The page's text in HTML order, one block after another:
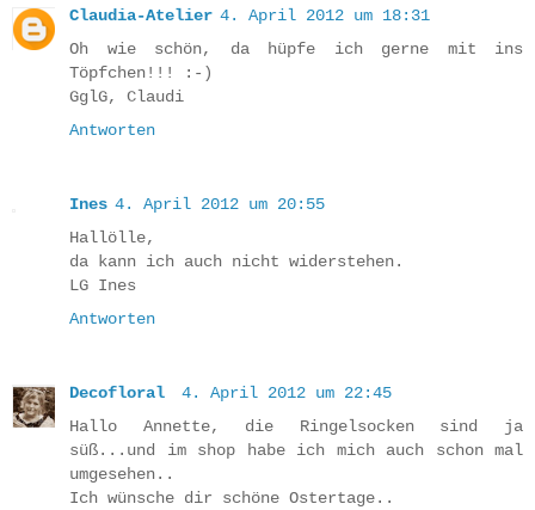
Claudia-Atelier 4. April 2012 um 18:31
Oh wie schön, da hüpfe ich gerne mit ins
Töpfchen!!! :-)
GglG, Claudi
Antworten
Ines 4. April 2012 um 20:55
Hallölle,
da kann ich auch nicht widerstehen.
LG Ines
Antworten
Decofloral
4. April 2012 um 22:45
Hallo Annette, die Ringelsocken sind ja
süß...und im shop habe ich mich auch schon mal
umgesehen..
Ich wünsche dir schöne Ostertage..